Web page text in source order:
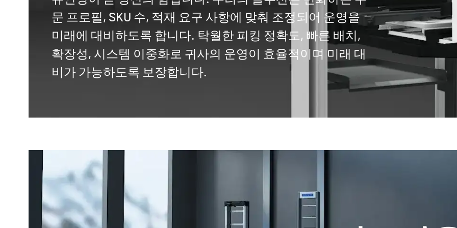
문 프로필, SKU 수, 적재 요구 사항에 맞춰 조정되어 운영을
미래에 대비하도록 합니다. 탁월한 피킹 정확도, 빠른 배치,
확장성, 시스템 이중화로 귀사의 운영이 효율적이며 미래 대
비가 가능하도록 보장합니다.